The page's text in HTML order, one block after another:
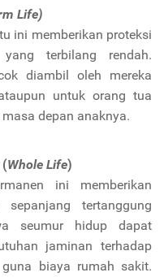
Life)
ini memberikan proteksi
terbilang rendah.
diambil oleh mereka
untuk orang tua
depan anaknya.
Whole Life)
ini memberikan
tertanggung
seumur hidup dapat
jaminan terhadap
biaya rumah sakit.